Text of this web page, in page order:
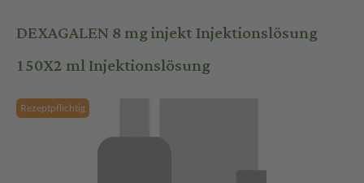
DEXAGALEN 8 mg injekt Injektionslösung
150X2 ml Injektionslösung
Rezeptpflichtig